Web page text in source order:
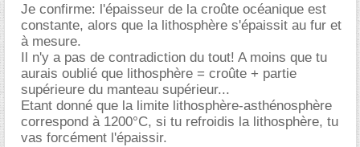
Je confirme: l'épaisseur de la croûte océanique est
constante, alors que la lithosphère s'épaissit au fur et
à mesure.
Il n'y a pas de contradiction du tout! A moins que tu
aurais oublié que lithosphère = croûte + partie
supérieure du manteau supérieur...
Etant donné que la limite lithosphère-asthénosphère
correspond à 1200°C, si tu refroidis la lithosphère, tu
vas forcément l'épaissir.